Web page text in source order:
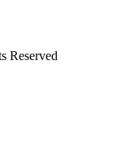
Reserved